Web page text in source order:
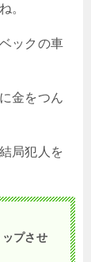
。
ックの車
金をつん
局犯人を
プさせ